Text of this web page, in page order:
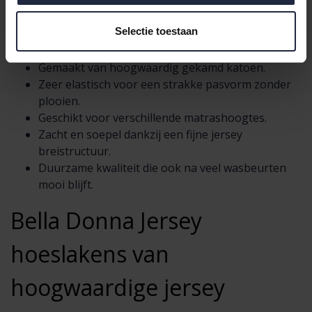
Selectie toestaan
materialen en de verfijnde afwerking.
Belangrijke kenmerken zijn:
Gemaakt van hoogwaardig gekamd katoen.
Zeer elastisch voor een strakke pasvorm zonder
plooien.
Geschikt voor verschillende matrashoogtes.
Zacht en soepel dankzij een fijne jersey
breistructuur.
Duurzame kwaliteit die ook na veel wasbeurten
mooi blijft.
Bella Donna Jersey
hoeslakens van
hoogwaardige jersey